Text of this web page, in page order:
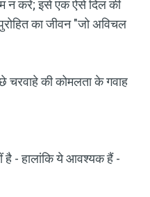
न करें; इसे एक ऐसे दिल की
का जीवन "जो अविचल
चरवाहे की कोमलता के गवाह
है - हालांकि ये आवश्यक हैं -